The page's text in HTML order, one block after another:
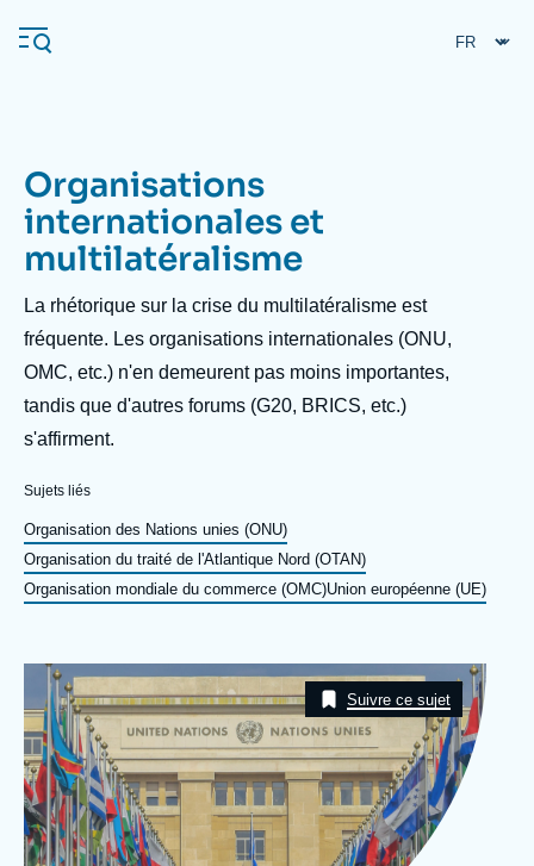
au
contenu
Navigation
principale
L'Ifri
Analyses
Événements
Se connecter
Nous soutenir
À propos de l'Ifri
L'Ifri en bref
Recherches fréquentes
Organisations
internationales et
multilatéralisme
Description
La rhétorique sur la crise du multilatéralisme est
fréquente. Les organisations internationales (ONU,
OMC, etc.) n'en demeurent pas moins importantes,
tandis que d'autres forums (G20, BRICS, etc.)
s'affirment.
Sujets liés
Organisation des Nations unies (ONU)
Organisation du traité de l'Atlantique Nord (OTAN)
Organisation mondiale du commerce (OMC)Union européenne (UE)
Image
Taxonomie
Suivre ce sujet